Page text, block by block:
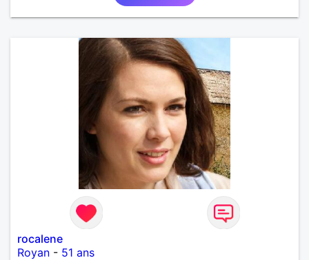
rocalene
Royan - 51 ans